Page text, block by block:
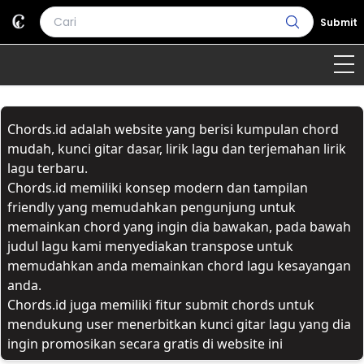
Submit
Home
Genre Country Bahasa Daerah
Lagu Umum
Terjemahan
Daftar Isi
Chords.id adalah website yang berisi kumpulan chord
mudah, kunci gitar dasar, lirik lagu dan terjemahan lirik
lagu terbaru.
Chords.id memiliki konsep modern dan tampilan
friendly yang memudahkan pengunjung untuk
memainkan chord yang ingin dia bawakan, pada bawah
judul lagu kami menyediakan transpose untuk
memudahkan anda memainkan chord lagu kesayangan
anda.
Chords.id juga memiliki fitur submit chords untuk
mendukung user menerbitkan kunci gitar lagu yang dia
ingin promosikan secara gratis di website ini